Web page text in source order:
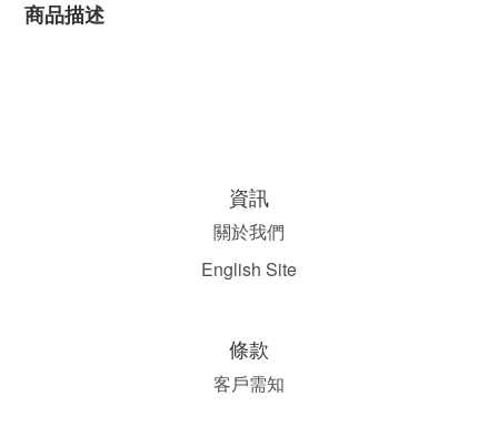
商品描述
資訊
關於我們
English Site
條款
客戶需知